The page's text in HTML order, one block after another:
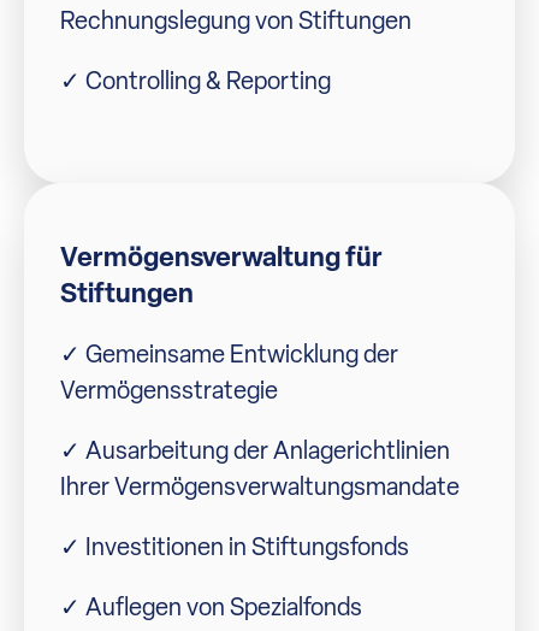
Rechnungslegung von Stiftungen
✓ Controlling & Reporting
Vermögensverwaltung für
Stiftungen
✓ Gemeinsame Entwicklung der
Vermögensstrategie
✓ Ausarbeitung der Anlagerichtlinien
Ihrer Vermögensverwaltungsmandate
✓ Investitionen in Stiftungsfonds
✓ Auflegen von Spezialfonds